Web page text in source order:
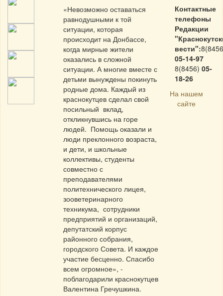
«Невозможно оставаться
равнодушными к той
ситуации, которая
происходит на Донбассе,
когда мирные жители
оказались в сложной
ситуации. А многие вместе с
детьми вынуждены покинуть
родные дома. Каждый из
краснокутцев сделал свой
посильный вклад,
откликнувшись на горе
людей. Помощь оказали и
люди преклонного возраста,
и дети, и школьные
коллективы, студенты
совместно с
преподавателями
политехнического лицея,
зооветеринарного
техникума, сотрудники
предприятий и организаций,
депутатский корпус
районного собрания,
городского Совета. И каждое
участие бесценно. Спасибо
всем огромное», -
поблагодарили краснокутцев
Валентина Гречушкина.
Контактные
телефоны
Редакции
вести":
05-14-97
8(8456) 05-
18-26
На нашем
сайте